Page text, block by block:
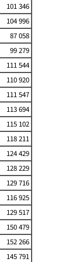
101 346
104 996
87 058
99 279
111 544
110 920
111 547
113 694
115 102
118 211
124 429
128 229
129 716
116 925
129 517
150 479
152 266
145 791